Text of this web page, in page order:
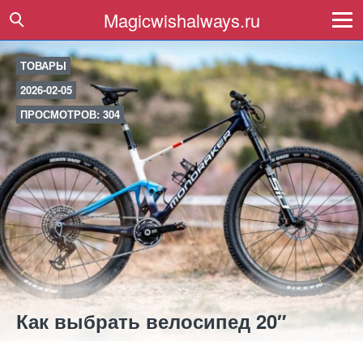
Magicwishalways.ru
ТОВАРЫ
2026-02-05
ПРОСМОТРОВ: 304
Как выбрать велосипед 20″